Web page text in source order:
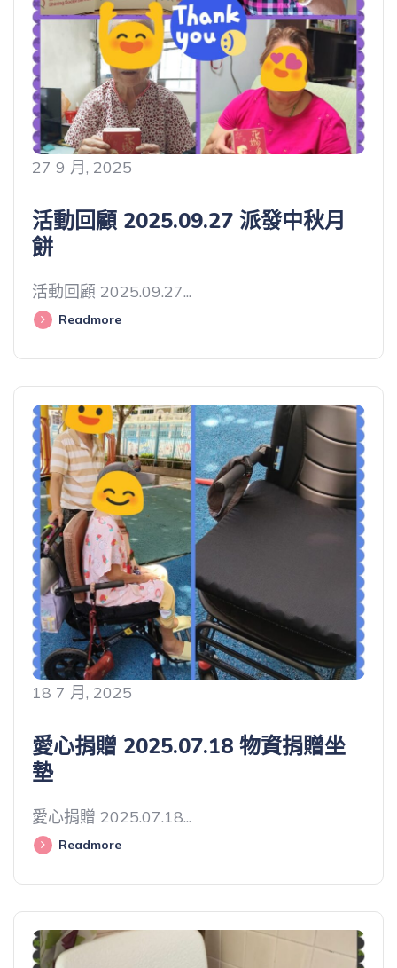
27 9 月, 2025
活動回顧 2025.09.27 派發中秋月
餅
活動回顧 2025.09.27...
Readmore
18 7 月, 2025
愛心捐贈 2025.07.18 物資捐贈坐
墊
愛心捐贈 2025.07.18...
Readmore